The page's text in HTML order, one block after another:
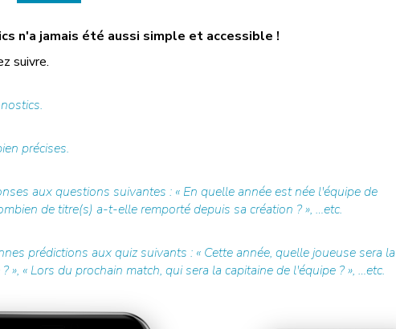
n'a jamais été aussi simple et accessible !
suivre.
précises.
aux questions suivantes : « En quelle année est née l'équipe de
de titre(s) a-t-elle remporté depuis sa création ? », …etc.
prédictions aux quiz suivants : « Cette année, quelle joueuse sera la
« Lors du prochain match, qui sera la capitaine de l'équipe ? », …etc.